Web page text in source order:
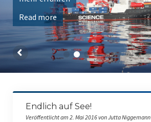
FS Falkor
FK Senckenberg
Amazone
FS Maria S. Merian
FS Poseidon
Read more
Endlich auf See!
Veröffentlicht am 2. Mai 2016 von Jutta Niggemann